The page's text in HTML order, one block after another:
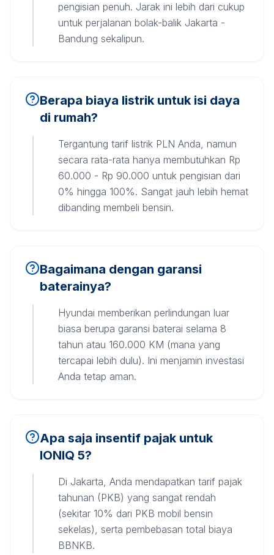
pengisian penuh. Jarak ini lebih dari cukup
untuk perjalanan bolak-balik Jakarta -
Bandung sekalipun.
Berapa biaya listrik untuk isi daya
di rumah?
Tergantung tarif listrik PLN Anda, namun
secara rata-rata hanya membutuhkan Rp
60.000 - Rp 90.000 untuk pengisian dari
0% hingga 100%. Sangat jauh lebih hemat
dibanding membeli bensin.
Bagaimana dengan garansi
baterainya?
Hyundai memberikan perlindungan luar
biasa berupa garansi baterai selama 8
tahun atau 160.000 KM (mana yang
tercapai lebih dulu). Ini menjamin investasi
Anda tetap aman.
Apa saja insentif pajak untuk
IONIQ 5?
Di Jakarta, Anda mendapatkan tarif pajak
tahunan (PKB) yang sangat rendah
(sekitar 10% dari PKB mobil bensin
sekelas), serta pembebasan total biaya
BBNKB.